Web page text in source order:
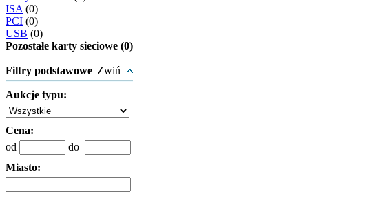
ISA (0)
PCI (0)
USB (0)
Pozostałe karty sieciowe (0)
Filtry podstawowe Zwiń
Aukcje typu:
Cena:
od
do
Miasto: